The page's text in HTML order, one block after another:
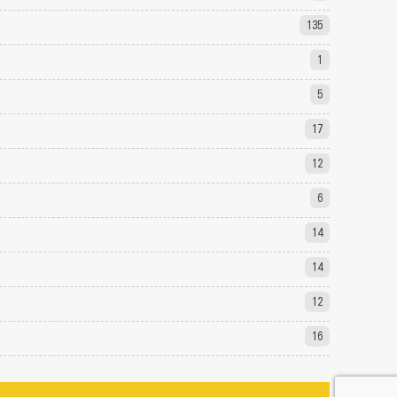
135
1
5
17
12
6
14
14
12
16